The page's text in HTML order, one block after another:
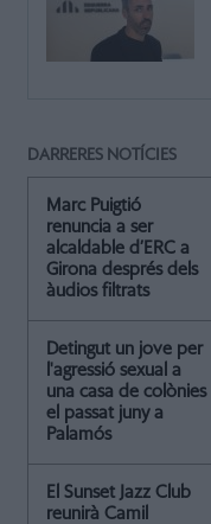
DARRERES NOTÍCIES
Marc Puigtió
renuncia a ser
alcaldable d’ERC a
Girona després dels
àudios filtrats
Detingut un jove per
l'agressió sexual a
una casa de colònies
el passat juny a
Palamós
El Sunset Jazz Club
reunirà Camil